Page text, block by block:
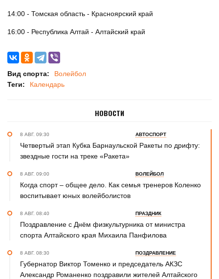
14:00 - Томская область - Красноярский край
16:00 - Республика Алтай - Алтайский край
Вид спорта:
Волейбол
Теги:
Календарь
НОВОСТИ
8 АВГ. 09:30 АВТОСПОРТ
Четвертый этап Кубка Барнаульской Ракеты по дрифту:
звездные гости на треке «Ракета»
8 АВГ. 09:00 ВОЛЕЙБОЛ
Когда спорт – общее дело. Как семья тренеров Коленко
воспитывает юных волейболистов
8 АВГ. 08:40 ПРАЗДНИК
Поздравление с Днём физкультурника от министра
спорта Алтайского края Михаила Панфилова
8 АВГ. 08:30 ПОЗДРАВЛЕНИЕ
Губернатор Виктор Томенко и председатель АКЗС
Александр Романенко поздравили жителей Алтайского